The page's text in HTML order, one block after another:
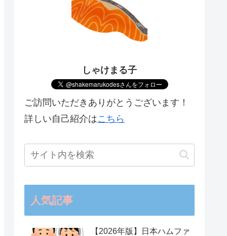
しゃけまる子
ご訪問いただきありがとうございます！
詳しい自己紹介はこちら
人気記事
【2026年版】日本ハムファ